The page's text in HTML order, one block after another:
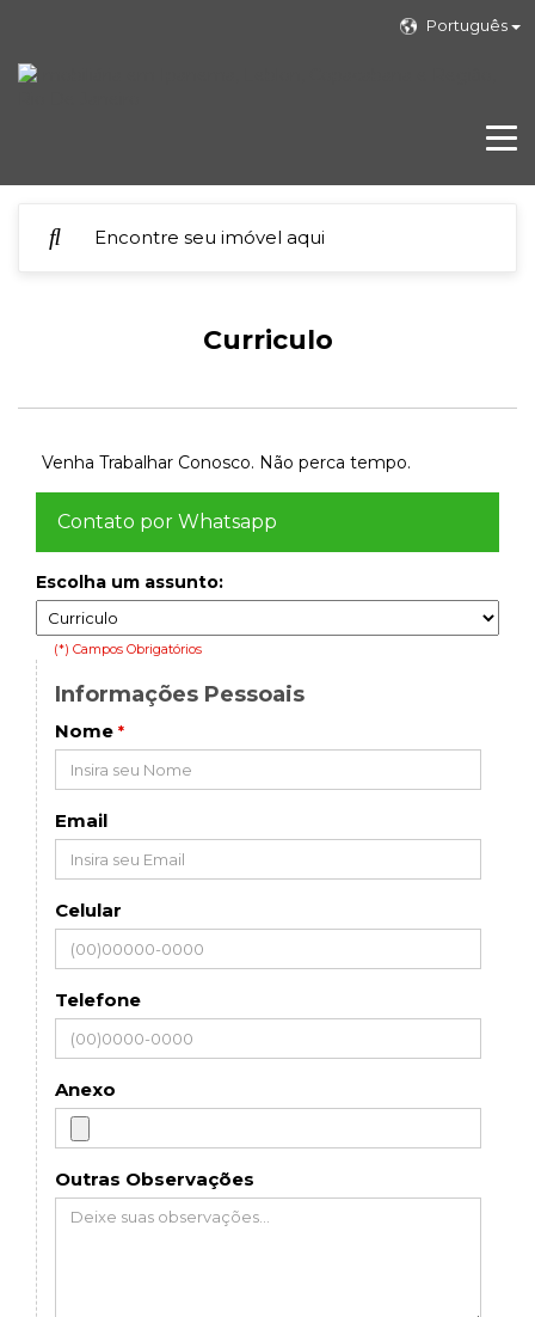
Português
Curriculo
Venha Trabalhar Conosco. Não perca tempo.
Contato por Whatsapp
Escolha um assunto:
(*) Campos Obrigatórios
Informações Pessoais
Nome *
Email
Celular
Telefone
Anexo
Outras Observações